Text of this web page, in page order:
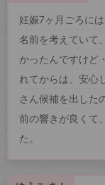
妊娠7ヶ月ごろに
名前を考えていて
かったんですけど
れてからは、安心
さん候補を出した
前の響きが良くて
た。